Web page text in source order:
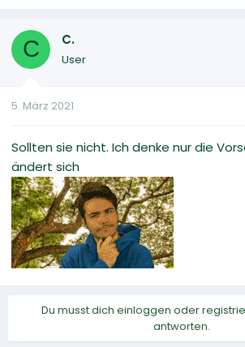
C C.
User
5. März 2021
Sollten sie nicht. Ich denke nur die
ändert sich
Du musst dich einloggen oder
antworten.